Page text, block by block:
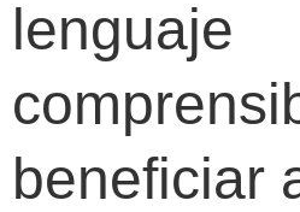
lenguaje
beneficiar